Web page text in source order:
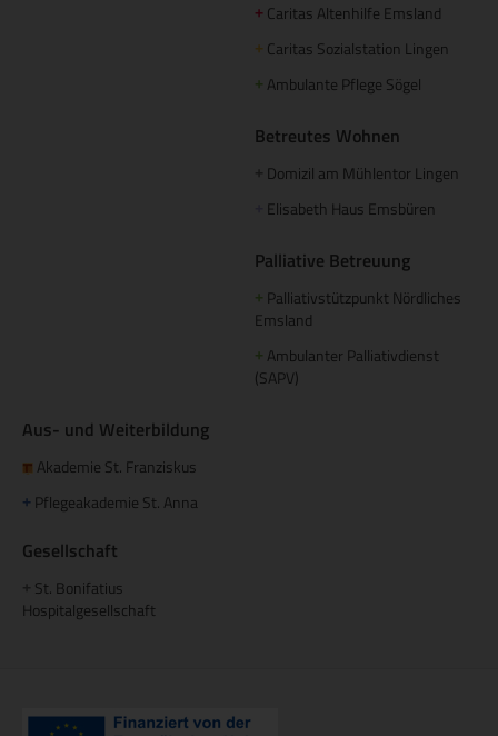
+ Caritas Altenhilfe Emsland
+ Caritas Sozialstation Lingen
+ Ambulante Pflege Sögel
Betreutes Wohnen
Domizil am Mühlentor Lingen
Elisabeth Haus Emsbüren
Palliative Betreuung
+ Palliativstützpunkt Nördliches
Emsland
+ Ambulanter Palliativdienst
(SAPV)
Aus- und Weiterbildung
Akademie St. Franziskus
+ Pflegeakademie St. Anna
Gesellschaft
St. Bonifatius
Hospitalgesellschaft